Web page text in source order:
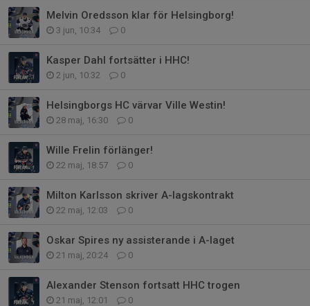
Melvin Oredsson klar för Helsingborg!
3 jun, 10:34 0
Kasper Dahl fortsätter i HHC!
2 jun, 10:32 0
Helsingborgs HC värvar Ville Westin!
28 maj, 16:30 0
Wille Frelin förlänger!
22 maj, 18:57 0
Milton Karlsson skriver A-lagskontrakt
22 maj, 12:03 0
Oskar Spires ny assisterande i A-laget
21 maj, 20:24 0
Alexander Stenson fortsatt HHC trogen
21 maj, 12:01 0